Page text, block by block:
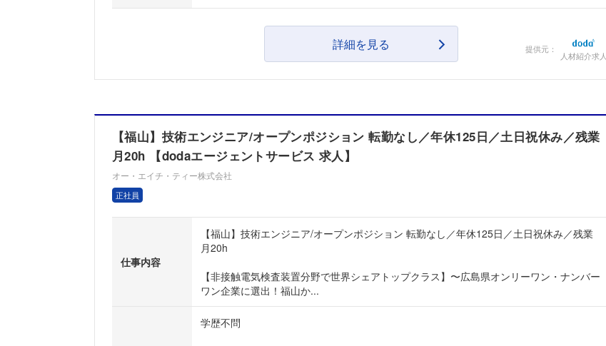
詳細を見る 提供元：
人材紹介求人
【福山】技術エンジニア/オープンポジション 転勤なし／年休125日／土日祝休み／残業
月20h 【dodaエージェントサービス 求人】
オー・エイチ・ティー株式会社
正社員
仕事内容
【福山】技術エンジニア/オープンポジション 転勤なし／年休125日／土日祝休み／残業
月20h
【非接触電気検査装置分野で世界シェアトップクラス】〜広島県オンリーワン・ナンバー
ワン企業に選出！福山か...
学歴不問